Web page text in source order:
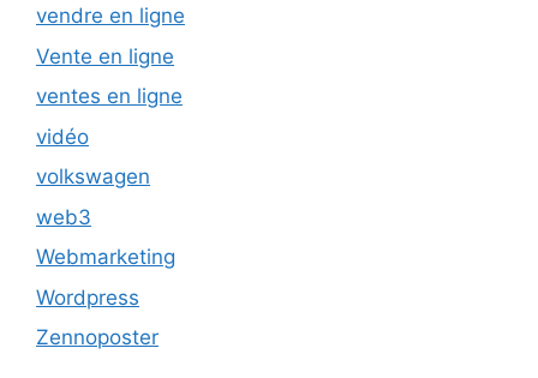
vendre en ligne
Vente en ligne
ventes en ligne
vidéo
volkswagen
web3
Webmarketing
Wordpress
Zennoposter